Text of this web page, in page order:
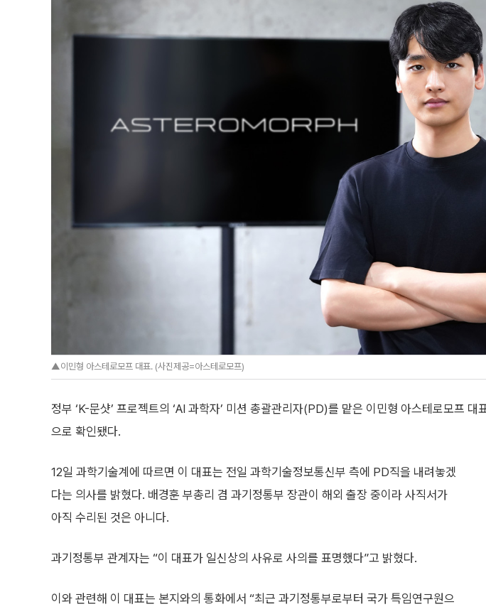
▲이민형 아스테로모프 대표. (사진제공=아스테로모프)
정부 ‘K-문샷’ 프로젝트의 ‘AI 과학자’ 미션 총괄관리자(PD)를 맡은 이민형 아스테로모프 대
으로 확인됐다.
12일 과학기술계에 따르면 이 대표는 전일 과학기술정보통신부 측에 PD직을 내려놓겠
다는 의사를 밝혔다. 배경훈 부총리 겸 과기정통부 장관이 해외 출장 중이라 사직서가
아직 수리된 것은 아니다.
과기정통부 관계자는 “이 대표가 일신상의 사유로 사의를 표명했다”고 밝혔다.
이와 관련해 이 대표는 본지와의 통화에서 “최근 과기정통부로부터 국가 특임연구원으